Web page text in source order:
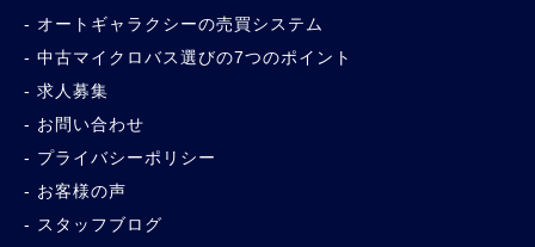
オートギャラクシーの売買システム
中古マイクロバス選びの7つのポイント
求人募集
お問い合わせ
プライバシーポリシー
お客様の声
スタッフブログ